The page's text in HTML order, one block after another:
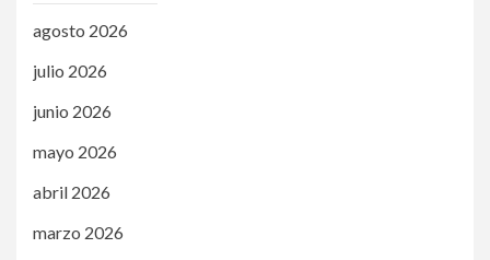
agosto 2026
julio 2026
junio 2026
mayo 2026
abril 2026
marzo 2026